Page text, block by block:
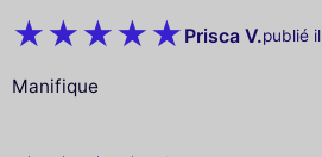
Prisca V.publié
Manifique